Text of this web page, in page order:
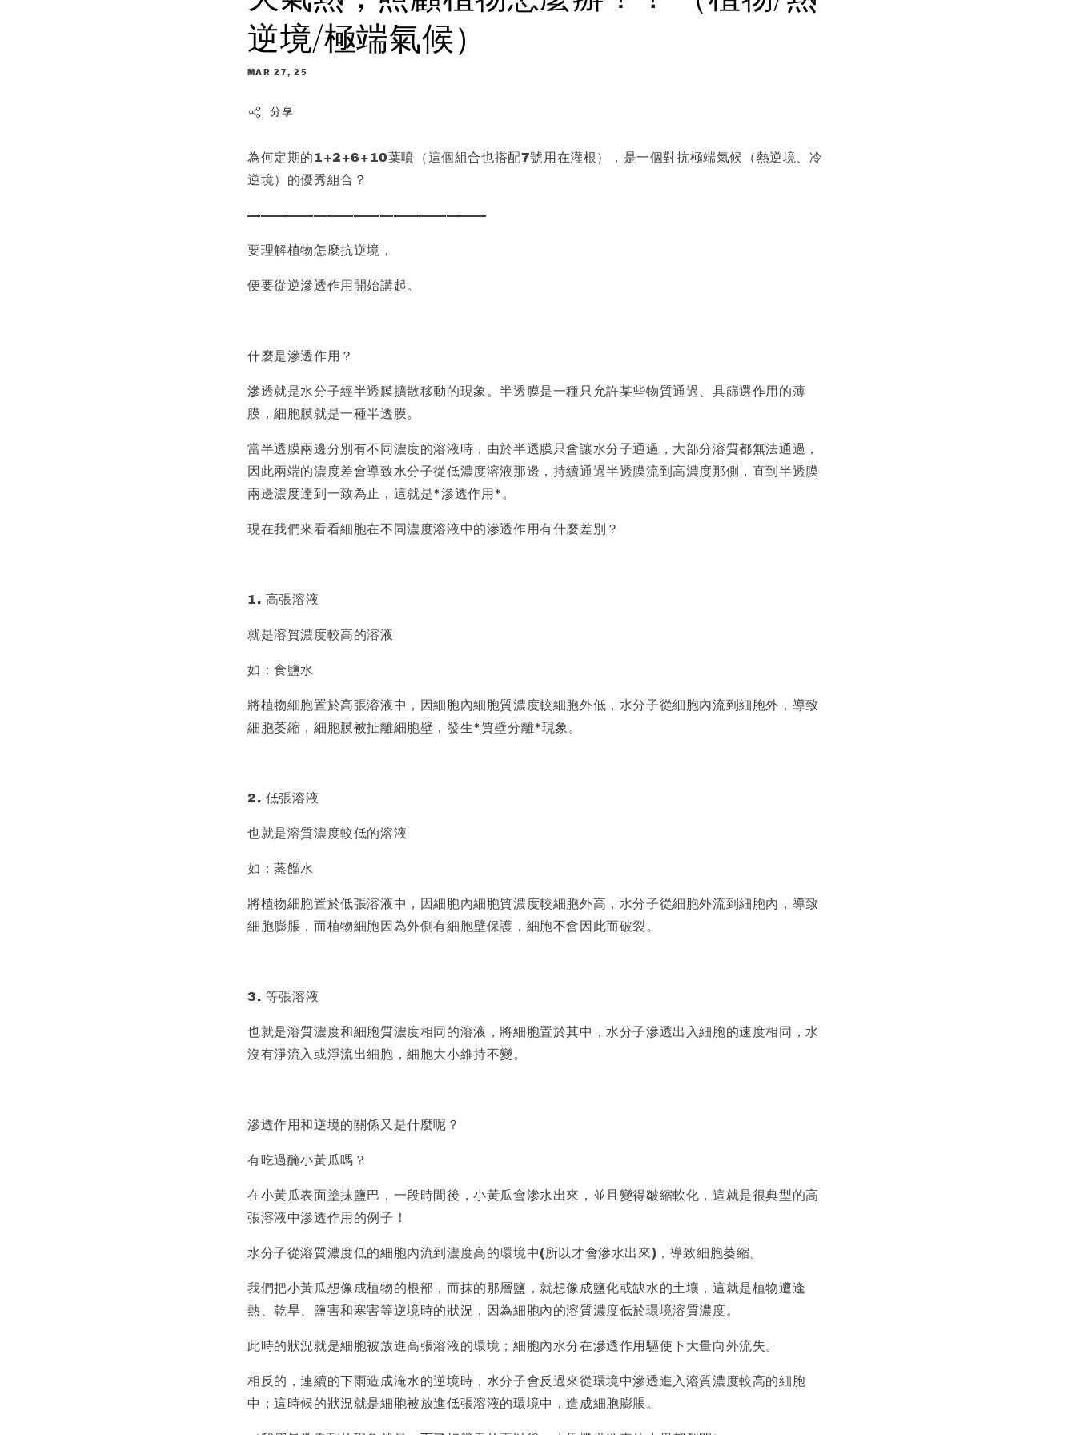
逆境/極端氣候）
MAR 27, 25
分享
為何定期的1+2+6+10葉噴（這個組合也搭配7號用在灌根），是一個對抗極端氣候（熱逆境、冷
逆境）的優秀組合？
——————————————————
要理解植物怎麼抗逆境，
便要從逆滲透作用開始講起。
什麼是滲透作用？
滲透就是水分子經半透膜擴散移動的現象。半透膜是一種只允許某些物質通過、具篩選作用的薄
膜，細胞膜就是一種半透膜。
當半透膜兩邊分別有不同濃度的溶液時，由於半透膜只會讓水分子通過，大部分溶質都無法通過，
因此兩端的濃度差會導致水分子從低濃度溶液那邊，持續通過半透膜流到高濃度那側，直到半透膜
兩邊濃度達到一致為止，這就是*滲透作用*。
現在我們來看看細胞在不同濃度溶液中的滲透作用有什麼差別？
1. 高張溶液
就是溶質濃度較高的溶液
如：食鹽水
將植物細胞置於高張溶液中，因細胞內細胞質濃度較細胞外低，水分子從細胞內流到細胞外，導致
細胞萎縮，細胞膜被扯離細胞壁，發生*質壁分離*現象。
2. 低張溶液
也就是溶質濃度較低的溶液
如：蒸餾水
將植物細胞置於低張溶液中，因細胞內細胞質濃度較細胞外高，水分子從細胞外流到細胞內，導致
細胞膨脹，而植物細胞因為外側有細胞壁保護，細胞不會因此而破裂。
3. 等張溶液
也就是溶質濃度和細胞質濃度相同的溶液，將細胞置於其中，水分子滲透出入細胞的速度相同，水
沒有淨流入或淨流出細胞，細胞大小維持不變。
滲透作用和逆境的關係又是什麼呢？
有吃過醃小黃瓜嗎？
在小黃瓜表面塗抹鹽巴，一段時間後，小黃瓜會滲水出來，並且變得皺縮軟化，這就是很典型的高
張溶液中滲透作用的例子！
水分子從溶質濃度低的細胞內流到濃度高的環境中(所以才會滲水出來)，導致細胞萎縮。
我們把小黃瓜想像成植物的根部，而抹的那層鹽，就想像成鹽化或缺水的土壤，這就是植物遭逢
熱、乾旱、鹽害和寒害等逆境時的狀況，因為細胞內的溶質濃度低於環境溶質濃度。
此時的狀況就是細胞被放進高張溶液的環境；細胞內水分在滲透作用驅使下大量向外流失。
相反的，連續的下雨造成淹水的逆境時，水分子會反過來從環境中滲透進入溶質濃度較高的細胞
中；這時候的狀況就是細胞被放進低張溶液的環境中，造成細胞膨脹。